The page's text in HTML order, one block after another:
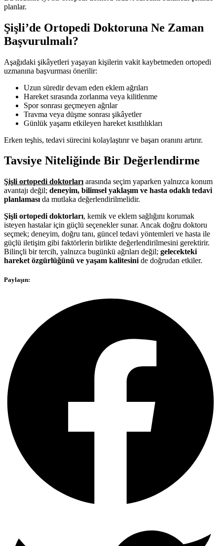
planlar.
Şişli’de Ortopedi Doktoruna Ne Zaman
Başvurulmalı?
Aşağıdaki şikâyetleri yaşayan kişilerin vakit kaybetmeden ortopedi
uzmanına başvurması önerilir:
Uzun süredir devam eden eklem ağrıları
Hareket sırasında zorlanma veya kilitlenme
Spor sonrası geçmeyen ağrılar
Travma veya düşme sonrası şikâyetler
Günlük yaşamı etkileyen hareket kısıtlılıkları
Erken teşhis, tedavi sürecini kolaylaştırır ve başarı oranını artırır.
Tavsiye Niteliğinde Bir Değerlendirme
Şişli ortopedi doktorları arasında seçim yaparken yalnızca konum
avantajı değil; deneyim, bilimsel yaklaşım ve hasta odaklı tedavi
planlaması da mutlaka değerlendirilmelidir.
Şişli ortopedi doktorları, kemik ve eklem sağlığını korumak
isteyen hastalar için güçlü seçenekler sunar. Ancak doğru doktoru
seçmek; deneyim, doğru tanı, güncel tedavi yöntemleri ve hasta ile
güçlü iletişim gibi faktörlerin birlikte değerlendirilmesini gerektirir.
Bilinçli bir tercih, yalnızca bugünkü ağrıları değil; gelecekteki
hareket özgürlüğünü ve yaşam kalitesini de doğrudan etkiler.
Paylaşın: